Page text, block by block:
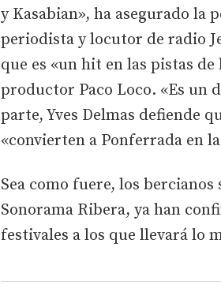
y Kasabian», ha asegurado
periodista y locutor de radio
que es «un hit en las pistas
productor Paco Loco. «Es un
parte, Yves Delmas defiende
«convierten a Ponferrada en
Sea como fuere, los
Sonorama Ribera, ya han
festivales a los que llevará lo